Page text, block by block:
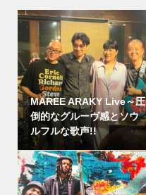
MAREE ARAKY Live～圧
倒的なグルーヴ感とソウ
ルフルな歌声!!